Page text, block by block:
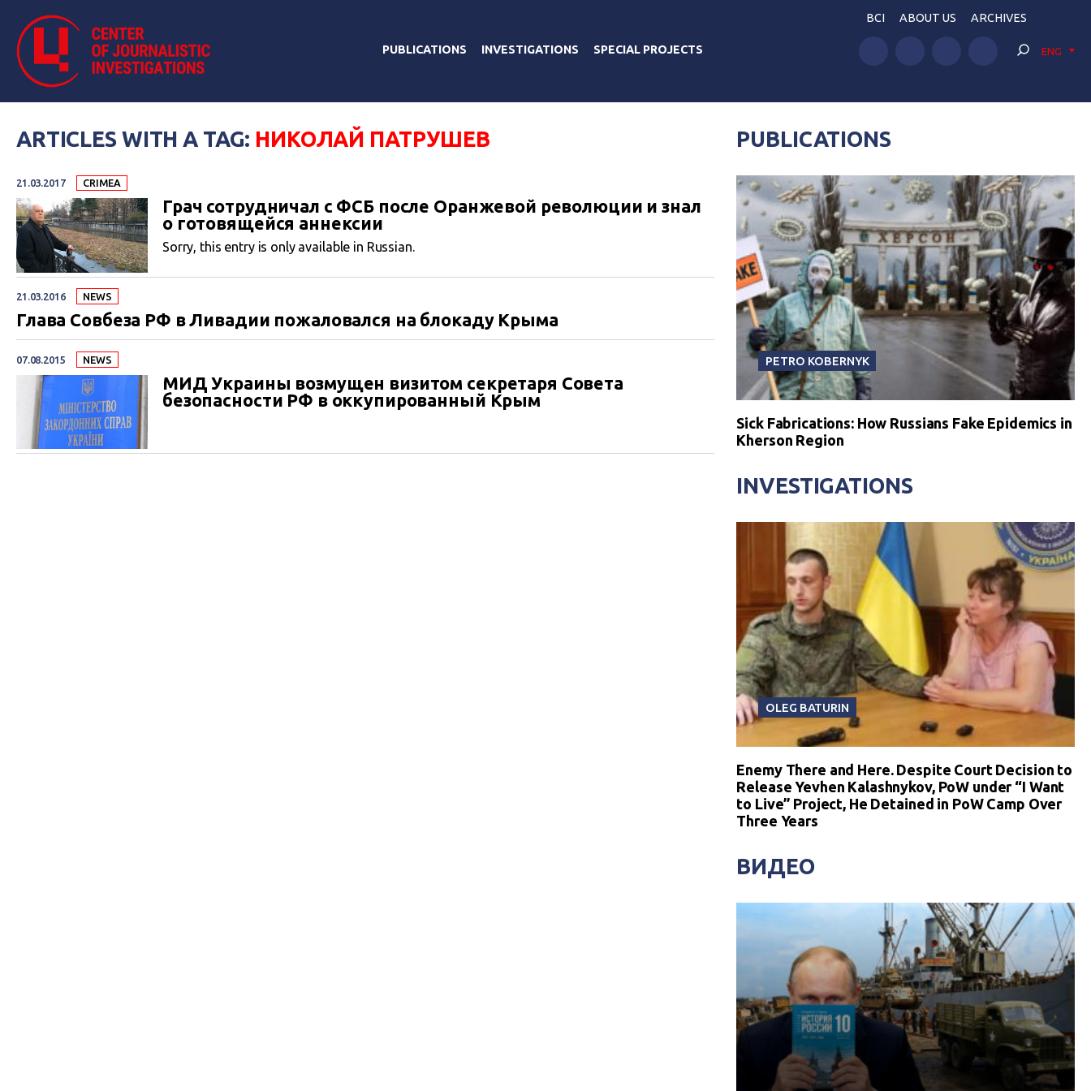
PUBLICATIONS INVESTIGATIONS SPECIAL PROJECTS
BCI ABOUT US ARCHIVES
ENG
ARTICLES WITH A TAG: НИКОЛАЙ ПАТРУШЕВ
21.03.2017 CRIMEA
Грач сотрудничал с ФСБ после Оранжевой революции и знал
о готовящейся аннексии
Sorry, this entry is only available in Russian.
21.03.2016 NEWS
Глава Совбеза РФ в Ливадии пожаловался на блокаду Крыма
07.08.2015 NEWS
МИД Украины возмущен визитом секретаря Совета
безопасности РФ в оккупированный Крым
PUBLICATIONS
PETRO KOBERNYK
Sick Fabrications: How Russians Fake Epidemics in
Kherson Region
INVESTIGATIONS
OLEG BATURIN
Enemy There and Here. Despite Court Decision to
Release Yevhen Kalashnykov, PoW under “I Want
to Live” Project, He Detained in PoW Camp Over
Three Years
ВИДЕО